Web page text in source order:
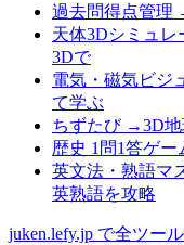
過去問得点管理
天体3Dシミュレ
3Dで
電気・磁気ビジ
て学ぶ
ちずたび→3D
歴史 1問1答ゲー
英文法・熟語マ
英熟語を攻略
juken.lefy.jp で全ツー